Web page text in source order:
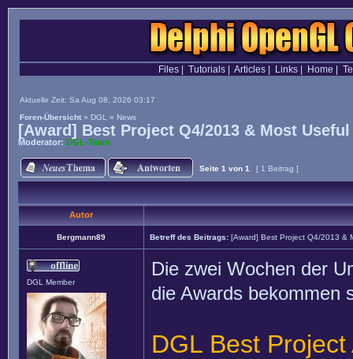
Files| Tutorials| Articles| Links| Home
Aktuelle Zeit: Sa Aug 08, 2026 03:17
Foren-Übersicht » DGL » News
[Award] Best Project Q4/2013 & Most
Moderator: DGL-Team
Seite 1 von 1 [ 1 Beitrag ]
Autor
Bergmann89 Betreff des Beitrags: [Award] Best Project Q4/2013 &
DGL Member
Die zwei Wochen der
die Awards bekommen
DGL Best Project